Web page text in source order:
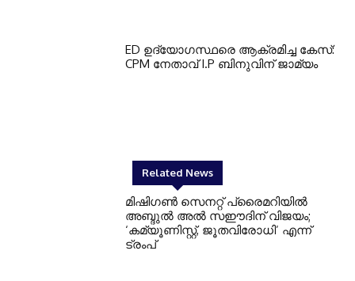
ED ഉദ്യോഗസ്ഥരെ ആക്രമിച്ച കേസ്:
CPM നേതാവ് I.P ബിനുവിന് ജാമ്യം
Related News
മിഷിഗൺ സെനറ്റ് പ്രൈമറിയിൽ
അബ്ദുൽ അൽ സഈദിന് വിജയം;
‘കമ്യൂണിസ്റ്റ്, ജൂതവിരോധി’ എന്ന്
ട്രംപ്